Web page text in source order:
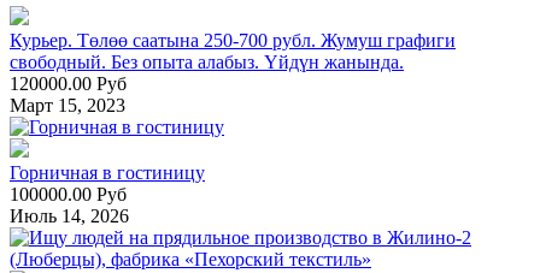
Курьер. Төлөө саатына 250-700 рубл. Жумуш графиги
свободный. Без опыта алабыз. Үйдүн жанында.
120000.00 Руб
Март 15, 2023
Горничная в гостиницу
100000.00 Руб
Июль 14, 2026